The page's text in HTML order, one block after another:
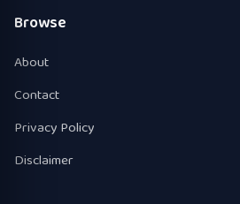
Browse
About
Contact
Privacy Policy
Disclaimer